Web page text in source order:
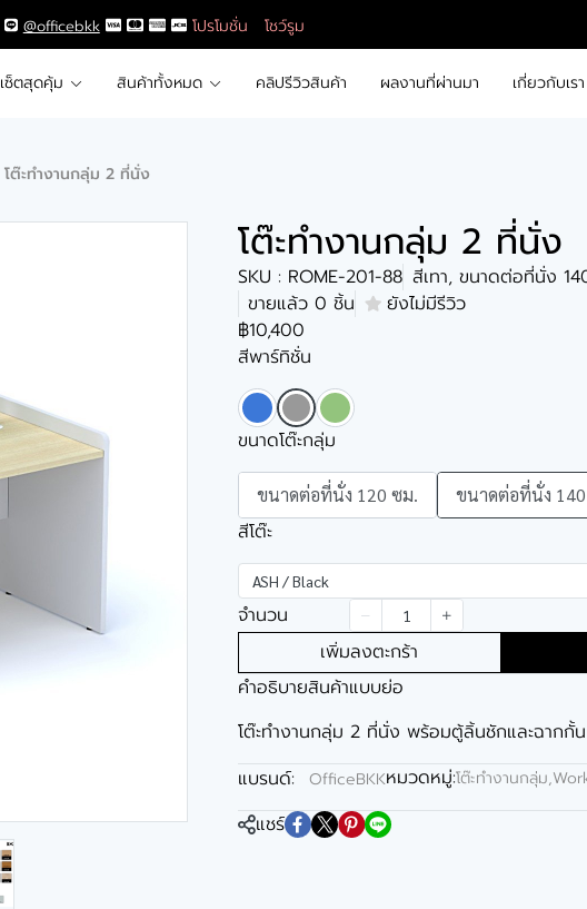
@officebkk โปรโมชั่น โชว์รูม
เซ็ตสุดคุ้ม สินค้าทั้งหมด คลิปรีวิวสินค้า ผลงานที่ผ่านมา เกี่ยวกับเรา
โต๊ะทำงานกลุ่ม 2 ที่นั่ง
โต๊ะทำงานกลุ่ม 2 ที่นั่ง
SKU : ROME-201-88 สีเทา, ขนาดต่อที่นั่ง
ขายแล้ว 0 ชิ้น
ยังไม่มีรีวิว
฿10,400
สีพาร์ทิชั่น
ขนาดโต๊ะกลุ่ม
ขนาดต่อที่นั่ง 120 ซม. ขนาดต่อที่นั่ง
สีโต๊ะ
ASH / Black
จำนวน
เพิ่มลงตะกร้า
คำอธิบายสินค้าแบบย่อ
โต๊ะทำงานกลุ่ม 2 ที่นั่ง พร้อมตู้ลิ้นชักและฉากกั้น
แบรนด์:
OfficeBKKหมวดหมู่:โต๊ะทำงานกลุ่ม
แชร์